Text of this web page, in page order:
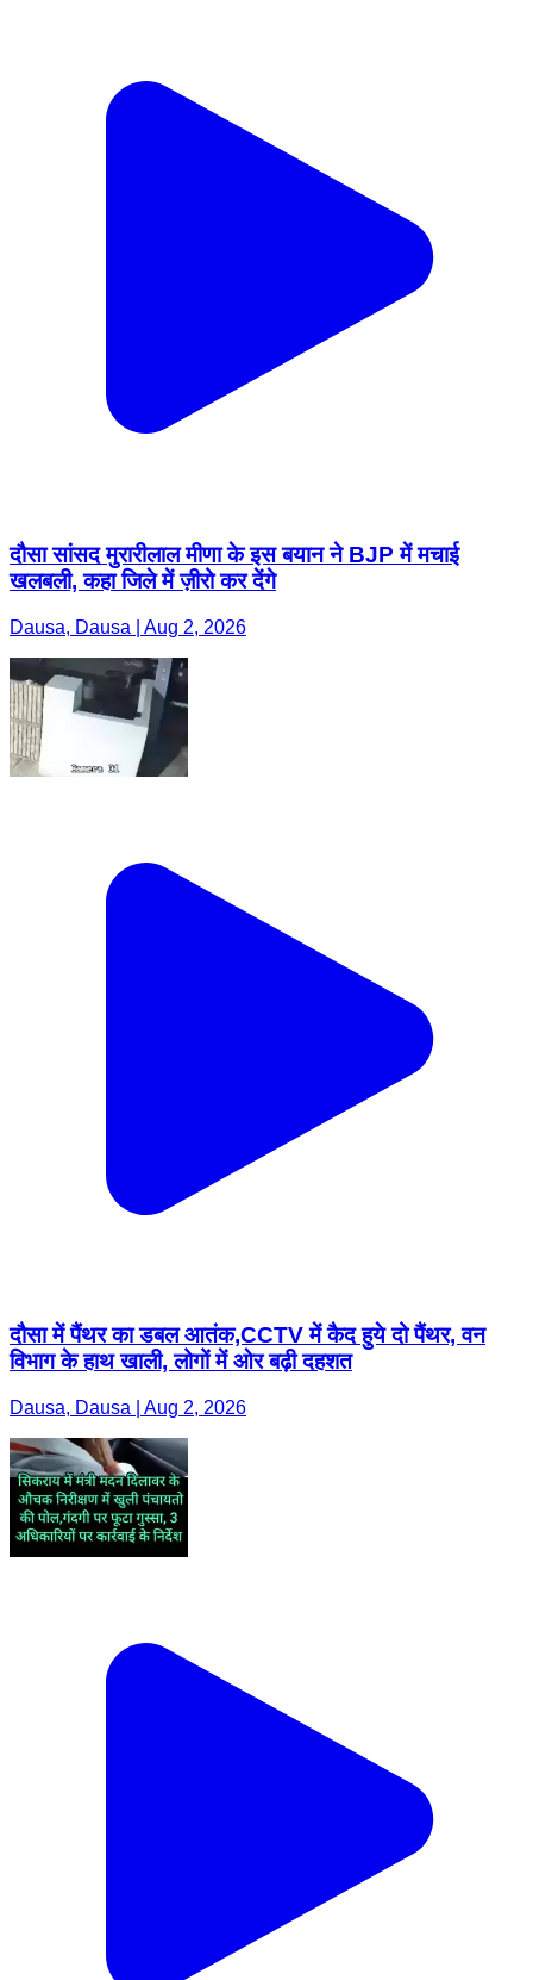
दौसा सांसद मुरारीलाल मीणा के इस बयान ने BJP में मचाई
खलबली, कहा जिले में ज़ीरो कर देंगे
Dausa, Dausa | Aug 2, 2026
दौसा में पैंथर का डबल आतंक,CCTV में कैद हुये दो पैंथर, वन
विभाग के हाथ खाली, लोगों में ओर बढ़ी दहशत
Dausa, Dausa | Aug 2, 2026